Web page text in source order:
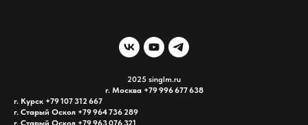
2025 singlm.ru
г. Москва +79 996 677 638
г. Курск +79 107 312 667
г. Старый Оскол +79 964 736 289
г. Старый Оскол +79 963 076 321